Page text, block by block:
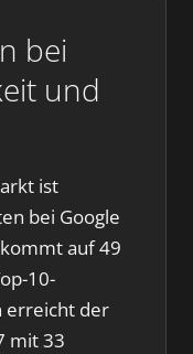
bei
und
ist
bei Google
auf 49
10-
erreicht der
mit 33